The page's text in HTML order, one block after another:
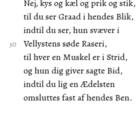
Nej, kys og kæl og prik og stik,
til du ser Graad i hendes Blik,
indtil du ser, hun svæver i
Vellystens søde Raseri,
til hver en Muskel er i Strid,
og hun dig giver sagte Bid,
indtil du lig en Ædelsten
omsluttes fast af hendes Ben.